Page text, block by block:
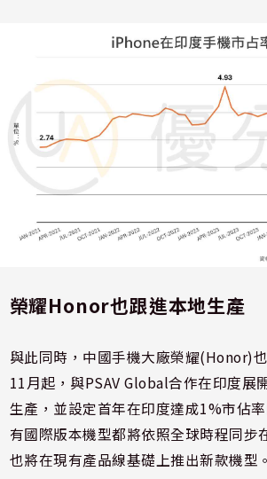
榮耀Honor也跟進本地生產
與此同時，中國手機大廠榮耀(Honor)
11月起，與PSAV Global合作在印度展
生產，並設定首年在印度達成1%市佔
有國際版本機型都將依照全球時程同步
也將在現有產品線基礎上推出新款機型。